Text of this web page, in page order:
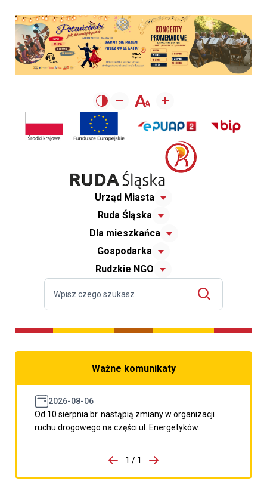
Urząd Miasta
Ruda Śląska
Dla mieszkańca
Gospodarka
Rudzkie NGO
Ważne komunikaty
2026-08-06
Od 10 sierpnia br. nastąpią zmiany w organizacji
ruchu drogowego na części ul. Energetyków.
porzpedniego komunikatu
1 / 1
Przejdź do następnego